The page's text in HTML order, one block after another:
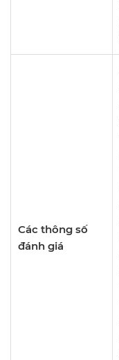
Các thông số
đánh giá